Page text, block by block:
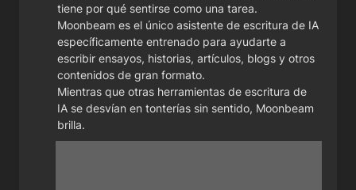
tiene por qué sentirse como una tarea.
Moonbeam es el único asistente de escritura de IA
específicamente entrenado para ayudarte a
escribir ensayos, historias, artículos, blogs y otros
contenidos de gran formato.
Mientras que otras herramientas de escritura de
IA se desvían en tonterías sin sentido, Moonbeam
brilla.